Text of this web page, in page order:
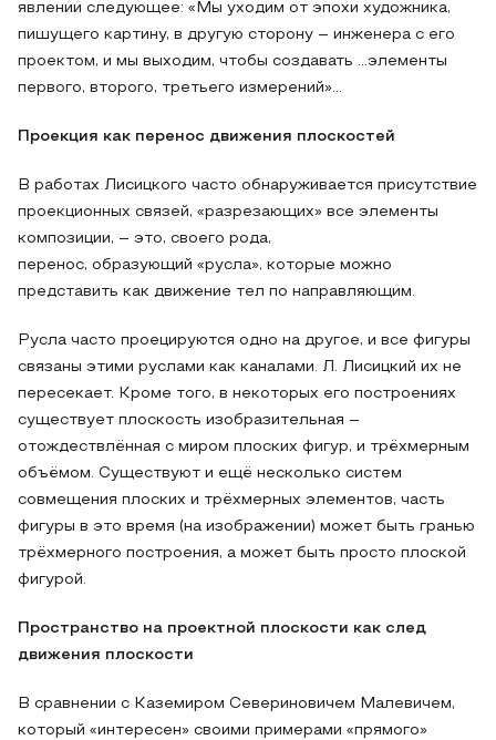
явлении следующее: «Мы уходим от эпохи художника,
пишущего картину, в другую сторону – инженера с его
проектом, и мы выходим, чтобы создавать …элементы
первого, второго, третьего измерений»…
Проекция как перенос движения плоскостей
В работах Лисицкого часто обнаруживается присутствие
проекционных связей, «разрезающих» все элементы
композиции, – это, своего рода,
перенос, образующий «русла», которые можно
представить как движение тел по направляющим.
Русла часто проецируются одно на другое, и все фигуры
связаны этими руслами как каналами. Л. Лисицкий их не
пересекает. Кроме того, в некоторых его построениях
существует плоскость изобразительная –
отождествлённая с миром плоских фигур, и трёхмерным
объёмом. Существуют и ещё несколько систем
совмещения плоских и трёхмерных элементов, часть
фигуры в это время (на изображении) может быть гранью
трёхмерного построения, а может быть просто плоской
фигурой.
Пространство на проектной плоскости как след
движения плоскости
В сравнении с Каземиром Севериновичем Малевичем,
который «интересен» своими примерами «прямого»